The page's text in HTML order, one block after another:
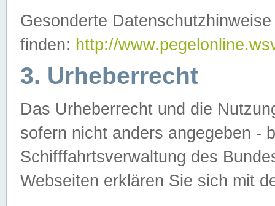
Gesonderte
finden: http://
3. Urheberrecht
Das Urheberrecht und die
sofern nicht anders angegeben -
Schifffahrtsverwaltung des
Webseiten erklären Sie sich mit